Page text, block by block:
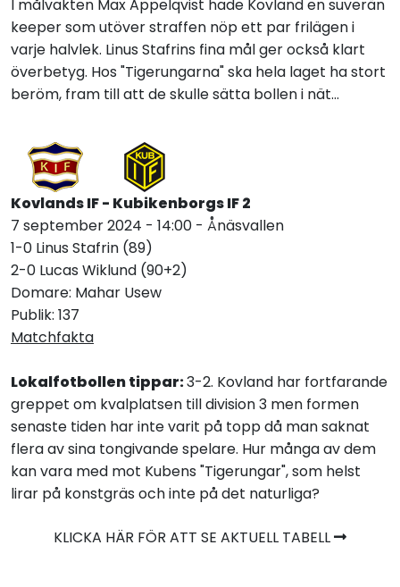
I målvakten Max Appelqvist hade Kovland en suverän
keeper som utöver straffen nöp ett par frilägen i
varje halvlek. Linus Stafrins fina mål ger också klart
överbetyg. Hos "Tigerungarna" ska hela laget ha stort
beröm, fram till att de skulle sätta bollen i nät...
Kovlands IF - Kubikenborgs IF 2
7 september 2024 - 14:00 - Ånäsvallen
1-0 Linus Stafrin (89)
2-0 Lucas Wiklund (90+2)
Domare: Mahar Usew
Publik: 137
Matchfakta
Lokalfotbollen tippar:3-2. Kovland har fortfarande
greppet om kvalplatsen till division 3 men formen
senaste tiden har inte varit på topp då man saknat
flera av sina tongivande spelare. Hur många av dem
kan vara med mot Kubens "Tigerungar", som helst
lirar på konstgräs och inte på det naturliga?
KLICKA HÄR FÖR ATT SE AKTUELL TABELL